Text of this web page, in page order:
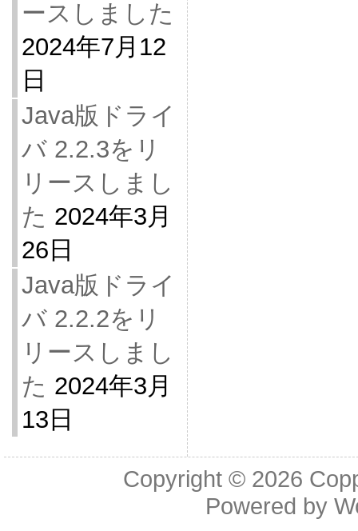
ースしました
2024年7月12
日
Java版ドライ
バ 2.2.3をリ
リースしまし
た 2024年3月
26日
Java版ドライ
バ 2.2.2をリ
リースしまし
た 2024年3月
13日
Copyright © 2026
Powered by